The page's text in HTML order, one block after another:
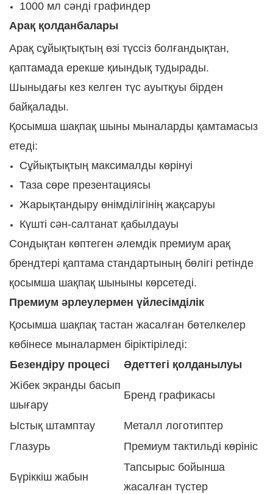
1000 мл сәнді графиндер
Арақ қолданбалары
Арақ сұйықтықтың өзі түссіз болғандықтан,
қаптамада ерекше қиындық тудырады.
Шыныдағы кез келген түс ауытқуы бірден
байқалады.
Қосымша шақпақ шыны мыналарды қамтамасыз
етеді:
Сұйықтықтың максималды көрінуі
Таза сөре презентациясы
Жарықтандыру өнімділігінің жақсаруы
Күшті сән-салтанат қабылдауы
Сондықтан көптеген әлемдік премиум арақ
брендтері қаптама стандартының бөлігі ретінде
қосымша шақпақ шыныны көрсетеді.
Премиум әрлеулермен үйлесімділік
Қосымша шақпақ тастан жасалған бөтелкелер
көбінесе мыналармен біріктіріледі:
Безендіру процесі
Әдеттегі қолданылуы
Жібек экранды басып
шығару
Бренд графикасы
Ыстық штамптау
Металл логотиптер
Глазурь
Премиум тактильді көрініс
Бүріккіш жабын
Тапсырыс бойынша
жасалған түстер